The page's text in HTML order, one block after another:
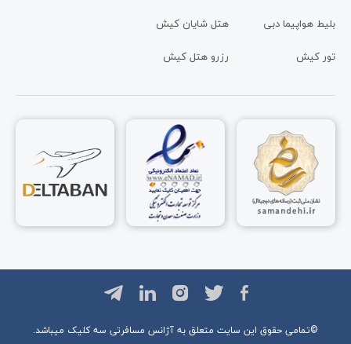
بلیط هواپیما دبی
تور کیش
هتل شایان کیش
رزرو هتل کیش
©تمامی حقوق این سایت متعلق به آژانس مسافرتی سه کلیک میباشد.